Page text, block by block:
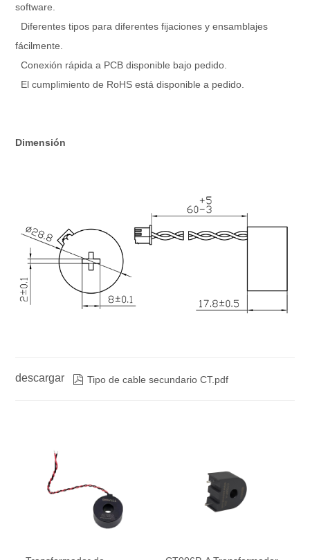
software.
Diferentes tipos para diferentes fijaciones y ensamblajes
fácilmente.
Conexión rápida a PCB disponible bajo pedido.
El cumplimiento de RoHS está disponible a pedido.
Dimensión
descargar  Tipo de cable secundario CT.pdf